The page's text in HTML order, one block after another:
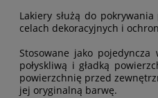
Lakiery służą do
celach dekoracyjnych i
Stosowane jako pojedyncza
połyskliwą i gładką
powierzchnię przed
jej oryginalną barwę.